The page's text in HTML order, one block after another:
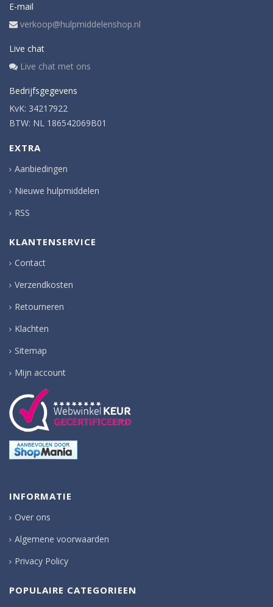
E-mail
verkoop@hulpmiddelenshop.nl
Live chat
Live chat met ons
Bedrijfsgegevens
KvK: 34217922
BTW: NL 186542069B01
EXTRA
Aanbiedingen
Nieuwe hulpmiddelen
RSS
KLANTENSERVICE
Contact
Verzendkosten
Retourneren
Klachten
Sitemap
Mijn account
INFORMATIE
Over ons
Algemene voorwaarden
Privacy Policy
POPULAIRE CATEGORIEEN